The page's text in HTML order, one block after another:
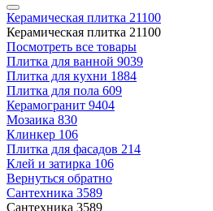
Керамическая плитка 21100
Керамическая плитка 21100
Посмотреть все товары
Плитка для ванной 9039
Плитка для кухни 1884
Плитка для пола 609
Керамогранит 9404
Мозаика 830
Клинкер 106
Плитка для фасадов 214
Клей и затирка 106
Вернуться обратно
Сантехника 3589
Сантехника 3589